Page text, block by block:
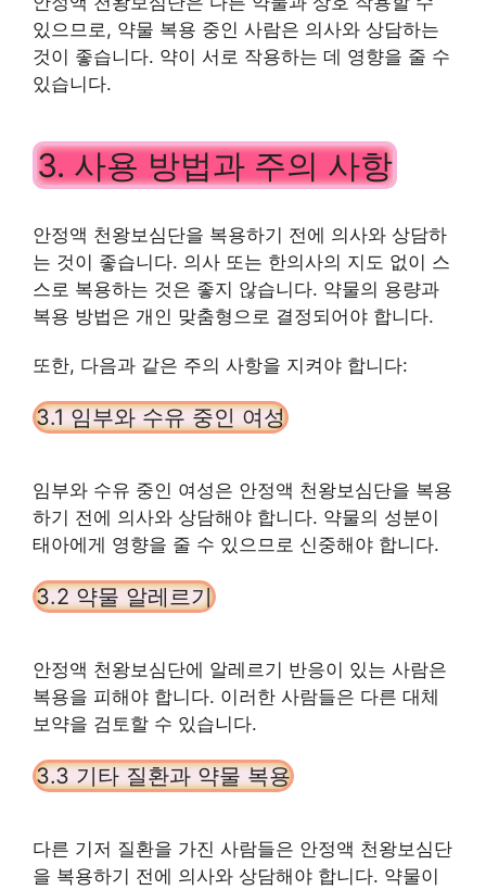
있으므로, 약물 복용 중인 사람은 의사와 상담하는
것이 좋습니다. 약이 서로 작용하는 데 영향을 줄 수
있습니다.
3. 사용 방법과 주의 사항
안정액 천왕보심단을 복용하기 전에 의사와 상담하
는 것이 좋습니다. 의사 또는 한의사의 지도 없이 스
스로 복용하는 것은 좋지 않습니다. 약물의 용량과
복용 방법은 개인 맞춤형으로 결정되어야 합니다.
또한, 다음과 같은 주의 사항을 지켜야 합니다:
3.1 임부와 수유 중인 여성
임부와 수유 중인 여성은 안정액 천왕보심단을 복용
하기 전에 의사와 상담해야 합니다. 약물의 성분이
태아에게 영향을 줄 수 있으므로 신중해야 합니다.
3.2 약물 알레르기
안정액 천왕보심단에 알레르기 반응이 있는 사람은
복용을 피해야 합니다. 이러한 사람들은 다른 대체
보약을 검토할 수 있습니다.
3.3 기타 질환과 약물 복용
다른 기저 질환을 가진 사람들은 안정액 천왕보심단
을 복용하기 전에 의사와 상담해야 합니다. 약물이